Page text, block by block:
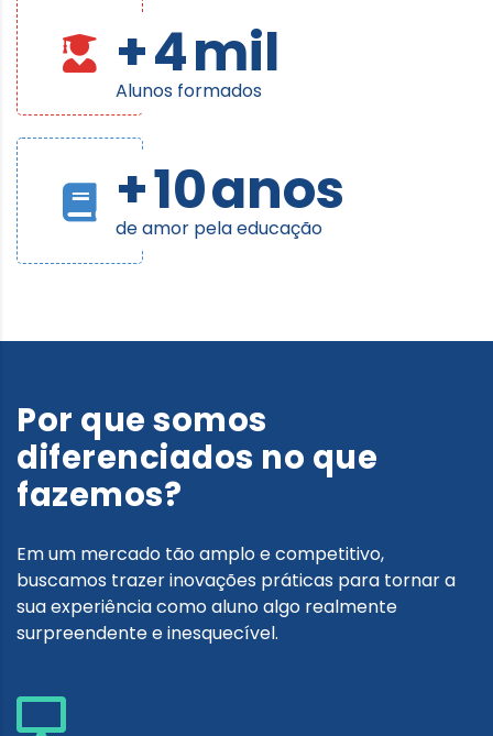
+4mil
Alunos formados
+10anos
de amor pela educação
Por que somos
diferenciados no que
fazemos?
Em um mercado tão amplo e competitivo,
buscamos trazer inovações práticas para tornar a
sua experiência como aluno algo realmente
surpreendente e inesquecível.